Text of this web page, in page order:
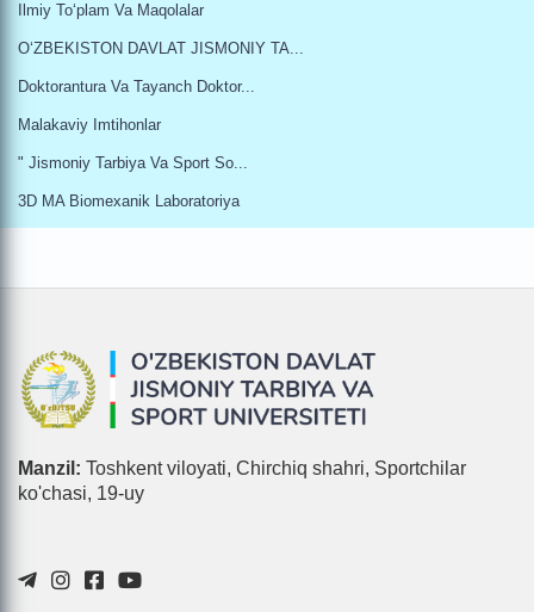
Ilmiy To‘plam Va Maqolalar
O‘ZBEKISTON DAVLAT JISMONIY TA...
Doktorantura Va Tayanch Doktor...
Malakaviy Imtihonlar
" Jismoniy Tarbiya Va Sport So...
3D MA Biomexanik Laboratoriya
Manzil: Toshkent viloyati, Chirchiq shahri, Sportchilar
ko'chasi, 19-uy